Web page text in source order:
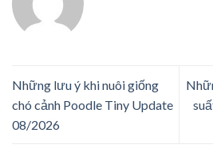
Những lưu ý khi nuôi giống
chó cảnh Poodle Tiny Update
08/2026